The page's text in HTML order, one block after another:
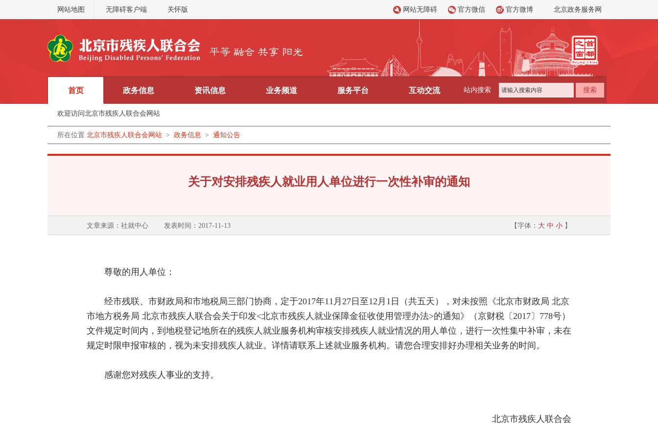
网站地图 无障碍客户端 关怀版 网站无障碍 官方微信 官方微博 北京政务服务网
首页
欢迎访问北京市残疾人联合会网站
政务信息 资讯信息 业务频道 服务平台 互动交流 站内搜索 搜索
所在位置 北京市残疾人联合会网站 > 政务信息 > 通知公告
关于对安排残疾人就业用人单位进行一次性补审的通知
文章来源：社就中心 发表时间：2017-11-13 【字体： 大 中 小 】
尊敬的用人单位：
经市残联、市财政局和市地税局三部门协商，定于2017年11月27日至12月1日（共五天），对未按照《北京市财政局 北京
市地方税务局 北京市残疾人联合会关于印发<北京市残疾人就业保障金征收使用管理办法>的通知》（京财税〔2017〕778号）
文件规定时间内，到地税登记地所在的残疾人就业服务机构审核安排残疾人就业情况的用人单位，进行一次性集中补审，未在
规定时限申报审核的，视为未安排残疾人就业。详情请联系上述就业服务机构。请您合理安排好办理相关业务的时间。
感谢您对残疾人事业的支持。
北京市残疾人联合会